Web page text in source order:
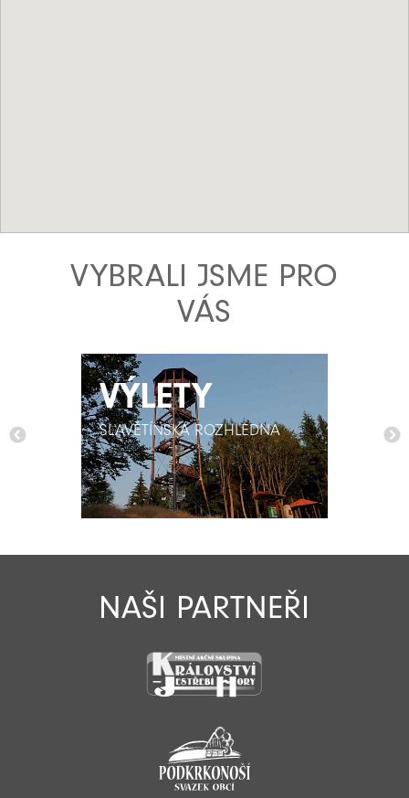
VYBRALI JSME PRO
VÁS
VÝLETY
SLAVĚTÍNSKÁ ROZHLEDNA
VÝLETY
SLAVĚTÍNSKÁ ROZHLEDNA
NAŠI PARTNEŘI